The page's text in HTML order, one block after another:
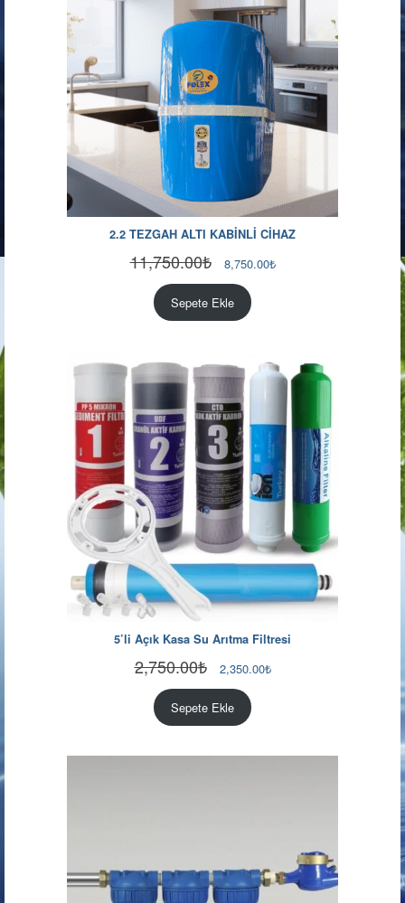
2.2 TEZGAH ALTI KABİNLİ CİHAZ
11,750.00₺
Orijinal
11,750.00₺.
8,750.00₺Şu
Sepete Ekle
5’li Açık Kasa Su Arıtma Filtresi
2,750.00₺
Orijinal
2,750.00₺.
2,350.00₺Şu
Sepete Ekle